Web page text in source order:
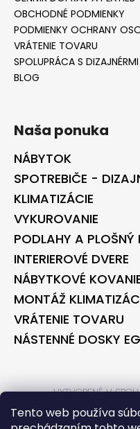
Tento web používa
OBCHODNÉ PODMIENKY
PODMIENKY OCHRANY
VRÁTENIE TOVARU
SPOLUPRÁCA S DIZAJNÉRMI
BLOG
Naša ponuka
NÁBYTOK
SPOTREBIČE -
KLIMATIZÁCIE
VYKUROVANIE
PODLAHY A PLOŠNÝ
INTERIEROVÉ DVERE
NÁBYTKOVÉ
MONTÁŽ
VRÁTENIE TOVARU
NÁSTENNÉ DOSKY
VYTVORENÉ V
VYTVORENÉ V